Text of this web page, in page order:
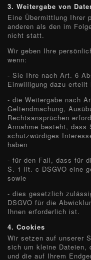
3. Weitergabe von
Eine Übermittlung Ihrer
anderen als den im
nicht statt.
Wir geben Ihre
wenn:
- Sie Ihre nach Art. 6
Einwilligung dazu erteilt
- die Weitergabe nach
Geltendmachung,
Rechtsansprüchen
Annahme besteht, dass
schutzwürdiges
haben
- für den Fall, dass für
S. 1 lit. c DSGVO eine
sowie
- dies gesetzlich
DSGVO für die
Ihnen erforderlich ist.
4. Cookies
Wir setzen auf unserer
sich um kleine Dateien,
und die auf Ihrem